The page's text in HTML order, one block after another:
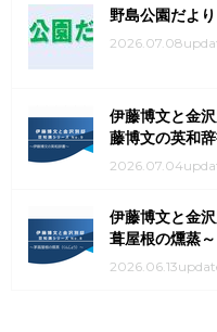
野島公園だよ
伊藤博文と金
藤博文の英和
伊藤博文と金
葺屋根の燻蒸～